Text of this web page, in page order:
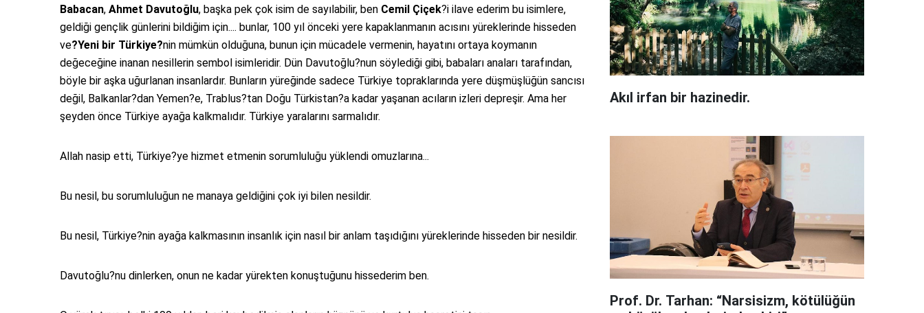
Babacan, Ahmet Davutoğlu, başka pek çok isim de sayılabilir, ben Cemil Çiçek?i ilave ederim bu isimlere,
geldiği gençlik günlerini bildiğim için.... bunlar, 100 yıl önceki yere kapaklanmanın acısını yüreklerinde hisseden
ve?Yeni bir Türkiye?nin mümkün olduğuna, bunun için mücadele vermenin, hayatını ortaya koymanın
değeceğine inanan nesillerin sembol isimleridir. Dün Davutoğlu?nun söylediği gibi, babaları anaları tarafından,
böyle bir aşka uğurlanan insanlardır. Bunların yüreğinde sadece Türkiye topraklarında yere düşmüşlüğün sancısı
değil, Balkanlar?dan Yemen?e, Trablus?tan Doğu Türkistan?a kadar yaşanan acıların izleri depreşir. Ama her
şeyden önce Türkiye ayağa kalkmalıdır. Türkiye yaralarını sarmalıdır.
Allah nasip etti, Türkiye?ye hizmet etmenin sorumluluğu yüklendi omuzlarına...
Bu nesil, bu sorumluluğun ne manaya geldiğini çok iyi bilen nesildir.
Bu nesil, Türkiye?nin ayağa kalkmasının insanlık için nasıl bir anlam taşıdığını yüreklerinde hisseden bir nesildir.
Davutoğlu?nu dinlerken, onun ne kadar yürekten konuştuğunu hissederim ben.
Akıl irfan bir hazinedir.
Prof. Dr. Tarhan: “Narsisizm, kötülüğün